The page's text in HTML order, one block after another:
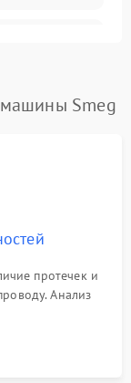
Подробнее →Smeg
протечек и
Анализ
вращения
защиты